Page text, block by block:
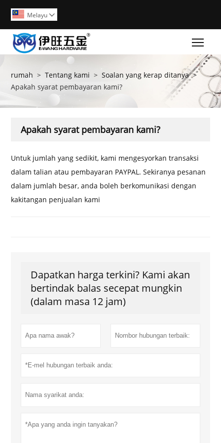
Melayu 
rumah > Tentang kami > Soalan yang kerap ditanya >
Apakah syarat pembayaran kami?
Apakah syarat pembayaran kami?
Untuk jumlah yang sedikit, kami mengesyorkan transaksi
dalam talian atau pembayaran PAYPAL. Sekiranya pesanan
dalam jumlah besar, anda boleh berkomunikasi dengan
kakitangan penjualan kami
Dapatkan harga terkini? Kami akan
bertindak balas secepat mungkin
(dalam masa 12 jam)